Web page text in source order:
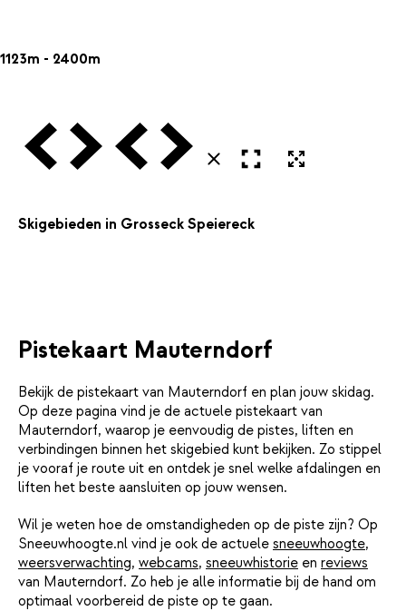
1123m - 2400m
Vorige VolgendeVorige Volgende
SluitenOpen in volledig scherm
Skigebieden in Grosseck Speiereck
Pistekaart Mauterndorf
Bekijk de pistekaart van Mauterndorf en plan jouw skidag.
Op deze pagina vind je de actuele pistekaart van
Mauterndorf, waarop je eenvoudig de pistes, liften en
verbindingen binnen het skigebied kunt bekijken. Zo stippel
je vooraf je route uit en ontdek je snel welke afdalingen en
liften het beste aansluiten op jouw wensen.
Wil je weten hoe de omstandigheden op de piste zijn? Op
Sneeuwhoogte.nl vind je ook de actuele sneeuwhoogte,
weersverwachting, webcams, sneeuwhistorie en reviews
van Mauterndorf. Zo heb je alle informatie bij de hand om
optimaal voorbereid de piste op te gaan.